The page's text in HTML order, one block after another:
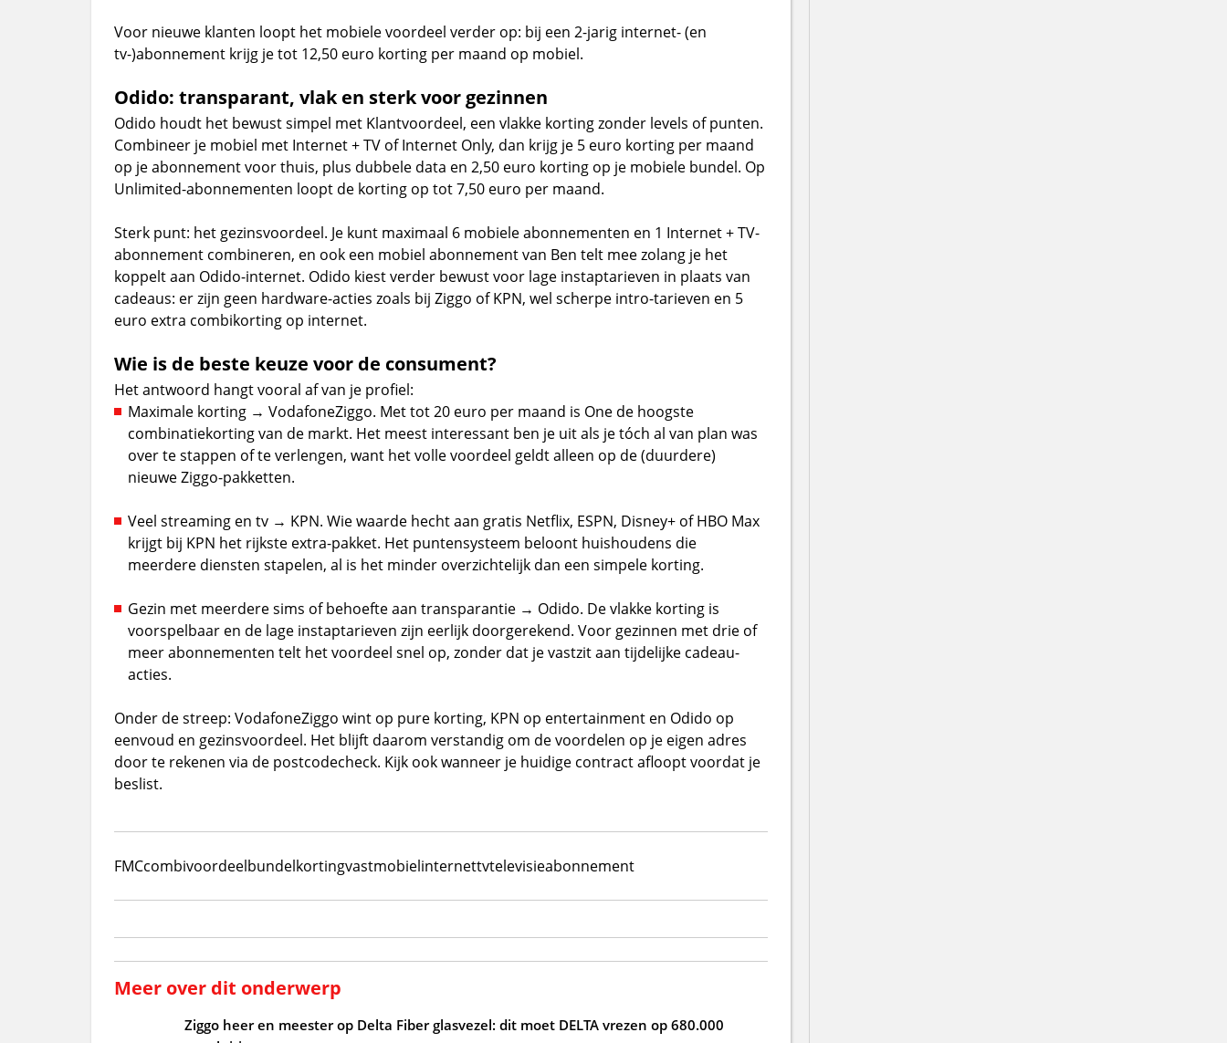
Voor nieuwe klanten loopt het mobiele voordeel verder op: bij een 2-jarig internet- (en
tv-)abonnement krijg je tot 12,50 euro korting per maand op mobiel.
Odido: transparant, vlak en sterk voor gezinnen
Odido houdt het bewust simpel met Klantvoordeel, een vlakke korting zonder levels of punten.
Combineer je mobiel met Internet + TV of Internet Only, dan krijg je 5 euro korting per maand
op je abonnement voor thuis, plus dubbele data en 2,50 euro korting op je mobiele bundel. Op
Unlimited-abonnementen loopt de korting op tot 7,50 euro per maand.
Sterk punt: het gezinsvoordeel. Je kunt maximaal 6 mobiele abonnementen en 1 Internet + TV-
abonnement combineren, en ook een mobiel abonnement van Ben telt mee zolang je het
koppelt aan Odido-internet. Odido kiest verder bewust voor lage instaptarieven in plaats van
cadeaus: er zijn geen hardware-acties zoals bij Ziggo of KPN, wel scherpe intro-tarieven en 5
euro extra combikorting op internet.
Wie is de beste keuze voor de consument?
Het antwoord hangt vooral af van je profiel:
Maximale korting → VodafoneZiggo. Met tot 20 euro per maand is One de hoogste
combinatiekorting van de markt. Het meest interessant ben je uit als je tóch al van plan was
over te stappen of te verlengen, want het volle voordeel geldt alleen op de (duurdere)
nieuwe Ziggo-pakketten.
Veel streaming en tv → KPN. Wie waarde hecht aan gratis Netflix, ESPN, Disney+ of HBO Max
krijgt bij KPN het rijkste extra-pakket. Het puntensysteem beloont huishoudens die
meerdere diensten stapelen, al is het minder overzichtelijk dan een simpele korting.
Gezin met meerdere sims of behoefte aan transparantie → Odido. De vlakke korting is
voorspelbaar en de lage instaptarieven zijn eerlijk doorgerekend. Voor gezinnen met drie of
meer abonnementen telt het voordeel snel op, zonder dat je vastzit aan tijdelijke cadeau-
acties.
Onder de streep: VodafoneZiggo wint op pure korting, KPN op entertainment en Odido op
eenvoud en gezinsvoordeel. Het blijft daarom verstandig om de voordelen op je eigen adres
door te rekenen via de postcodecheck. Kijk ook wanneer je huidige contract afloopt voordat je
beslist.
FMCcombivoordeelbundelkortingvastmobielinternettvtelevisieabonnement
Meer over dit onderwerp
Ziggo heer en meester op Delta Fiber glasvezel: dit moet DELTA vrezen op 680.000